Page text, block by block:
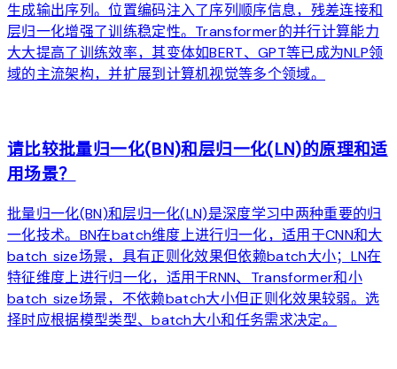
生成输出序列。位置编码注入了序列顺序信息，残差连接和
层归一化增强了训练稳定性。Transformer的并行计算能力
大大提高了训练效率，其变体如BERT、GPT等已成为NLP领
域的主流架构，并扩展到计算机视觉等多个领域。
请比较批量归一化(BN)和层归一化(LN)的原理和适
用场景？
批量归一化(BN)和层归一化(LN)是深度学习中两种重要的归
一化技术。BN在batch维度上进行归一化，适用于CNN和大
batch size场景，具有正则化效果但依赖batch大小；LN在
特征维度上进行归一化，适用于RNN、Transformer和小
batch size场景，不依赖batch大小但正则化效果较弱。选
择时应根据模型类型、batch大小和任务需求决定。